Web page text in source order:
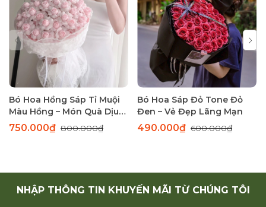
Bó Hoa Hồng Sáp Tỉ Muội
Màu Hồng – Món Quà Dịu
Dàng Thay Lời Yêu Thương
750.000₫ 800.000₫
Bó Hoa Sáp Đỏ Tone Đỏ
Đen – Vẻ Đẹp Lãng Mạn
490.000₫ 600.000₫
NHẬP THÔNG TIN KHUYẾN MÃI TỪ CHÚNG TÔI